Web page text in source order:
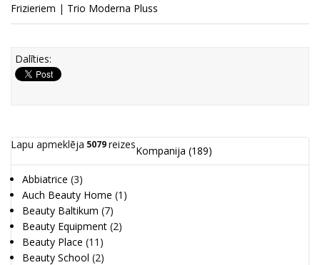
Frizieriem | Trio Moderna Pluss
Dalīties:
Lapu apmeklēja 5079reizesKompanija (189)
Abbiatrice (3)
Auch Beauty Home (1)
Beauty Baltikum (7)
Beauty Equipment (2)
Beauty Place (11)
Beauty School (2)